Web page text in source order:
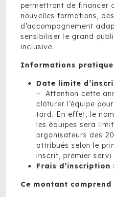
permettront de financer
nouvelles formations,
d’accompagnement
sensibiliser le grand
inclusive.
Informations
Date limite
– Attention cette
clôturer l’équipe
tard. En effet, le
les équipes sera
organisateurs des
attribués selon le
inscrit, premier servi
Frais d’inscription
Ce montant comprend